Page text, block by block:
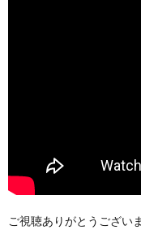
ご視聴ありがとうござい